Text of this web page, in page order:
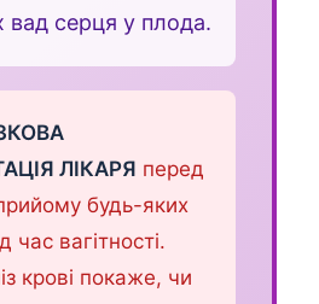
вад серця у плода.
ЛІКАРЯ перед
будь-яких
час вагітності.
крові покаже, чи